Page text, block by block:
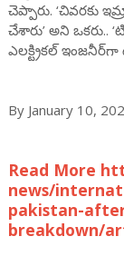
చెప్పారు. ‘చివరకు
చేశారు’ అని ఒకరు..
ఎలక్ట్రికల్ ఇంజనీర్‌గా
By January 10,
Read More
news/
pakistan-
breakdown/